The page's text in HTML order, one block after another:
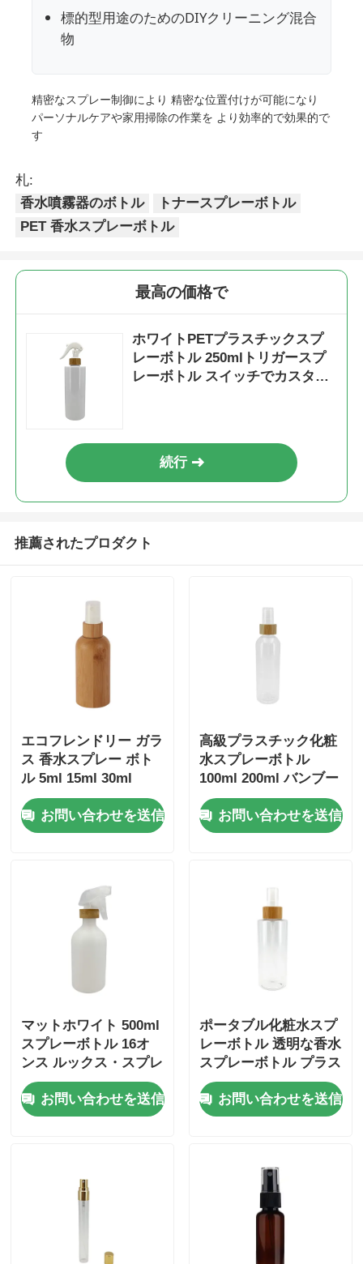
化粧品のドロッパー
左 右ロックポンプ
シロップ ディスペンサー ポンプ
制動機のスプレーヤー
標的型用途のためのDIYクリーニング混合
物
精密なスプレー制御により 精密な位置付けが可能になり
パーソナルケアや家用掃除の作業を より効率的で効果的で
す
札:
香水噴霧器のボトル
トナースプレーボトル
PET 香水スプレーボトル
最高の価格で
ホワイトPETプラスチックスプ
レーボトル 250mlトリガースプ
レーボトル スイッチでカスタマ
続行
推薦されたプロダクト
エコフレンドリー ガラ
ス 香水スプレー ボト
ル 5ml 15ml 30ml
150ml バンブー コス
メティック ボトル
お問い合わせを送信
高級プラスチック化粧
水スプレーボトル
100ml 200ml バンブー
スプレーボトル 丸い肩
お問い合わせを送信
マットホワイト 500ml
スプレーボトル 16オ
ンス ルックス・スプレ
ーボトル
お問い合わせを送信
ポータブル化粧水スプ
レーボトル 透明な香水
スプレーボトル プラス
チックと竹の蓋付き
100mlお問い合わせを送信